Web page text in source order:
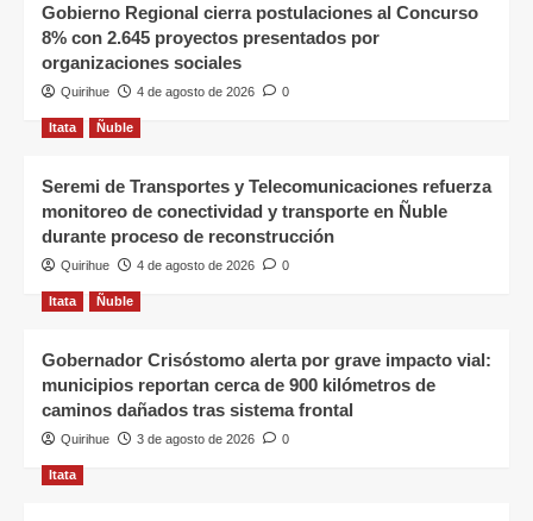
Gobierno Regional cierra postulaciones al Concurso
8% con 2.645 proyectos presentados por
organizaciones sociales
Quirihue 4 de agosto de 2026 0
Itata Ñuble
Seremi de Transportes y Telecomunicaciones refuerza
monitoreo de conectividad y transporte en Ñuble
durante proceso de reconstrucción
Quirihue 4 de agosto de 2026 0
Itata Ñuble
Gobernador Crisóstomo alerta por grave impacto vial:
municipios reportan cerca de 900 kilómetros de
caminos dañados tras sistema frontal
Quirihue 3 de agosto de 2026 0
Itata